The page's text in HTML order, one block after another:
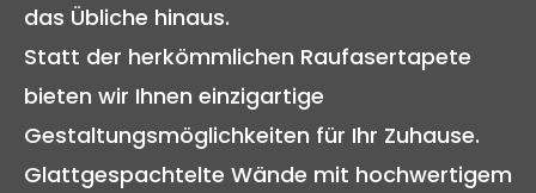
das Übliche hinaus.
Statt der herkömmlichen Raufasertapete
bieten wir Ihnen einzigartige
Gestaltungsmöglichkeiten für Ihr Zuhause.
Glattgespachtelte Wände mit hochwertigem